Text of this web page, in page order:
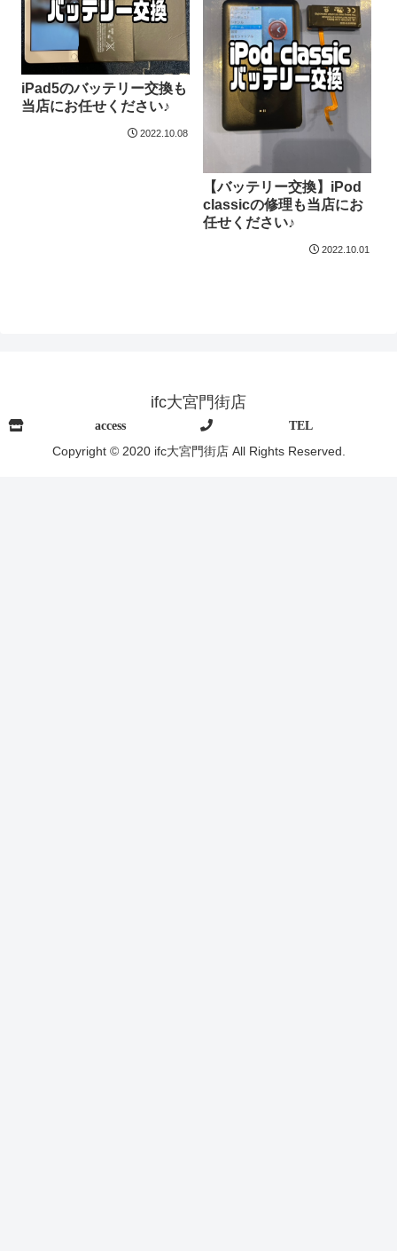
iPad5のバッテリー交換も
当店にお任せください♪
2022.10.08
【バッテリー交換】iPod
classicの修理も当店にお
任せください♪
2022.10.01
ifc大宮門街店
access TEL
Copyright © 2020 ifc大宮門街店 All Rights Reserved.